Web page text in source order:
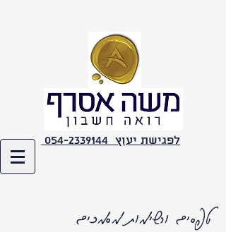
לפגישת יעוץ 054-2339144
טפסים ורשימות מסמכים